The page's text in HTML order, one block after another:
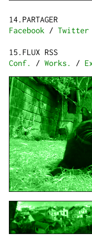
PARTAGER
Facebook / Twitter
FLUX RSS
Conf.
/ Works. /